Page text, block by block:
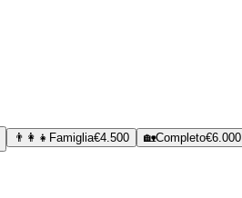
👨‍👩‍👧 Famiglia€4.500 🏡Completo€6.000